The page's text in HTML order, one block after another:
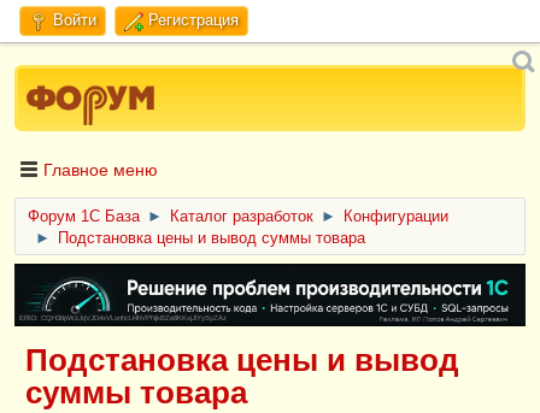
Войти Регистрация
Главное меню
Форум 1C База ► Каталог разработок ►
Конфигурации
►
Подстановка цены и вывод суммы товара
ERID: CQH36pWzJqVJD4xVLsnhcU4hVPNjkBZe8KKxjJiYySyZAz
Подстановка цены и вывод
суммы товара